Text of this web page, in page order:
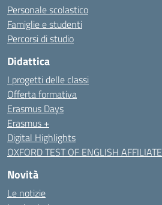
Personale scolastico
Famiglie e studenti
Percorsi di studio
Didattica
I progetti delle classi
Offerta formativa
Erasmus Days
Erasmus +
Digital Highlights
OXFORD TEST OF ENGLISH AFFILIATE
Novità
Le notizie